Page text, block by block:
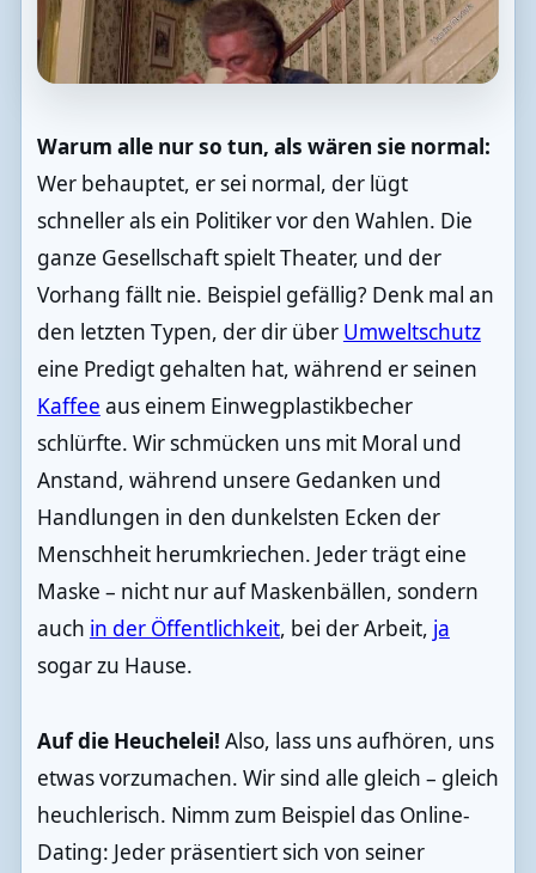
Warum alle nur so tun, als wären sie normal:
Wer behauptet, er sei normal, der lügt
schneller als ein Politiker vor den Wahlen. Die
ganze Gesellschaft spielt Theater, und der
Vorhang fällt nie. Beispiel gefällig? Denk mal an
den letzten Typen, der dir über Umweltschutz
eine Predigt gehalten hat, während er seinen
Kaffee aus einem Einwegplastikbecher
schlürfte. Wir schmücken uns mit Moral und
Anstand, während unsere Gedanken und
Handlungen in den dunkelsten Ecken der
Menschheit herumkriechen. Jeder trägt eine
Maske – nicht nur auf Maskenbällen, sondern
auch in der Öffentlichkeit, bei der Arbeit, ja
sogar zu Hause.
Auf die Heuchelei! Also, lass uns aufhören, uns
etwas vorzumachen. Wir sind alle gleich – gleich
heuchlerisch. Nimm zum Beispiel das Online-
Dating: Jeder präsentiert sich von seiner